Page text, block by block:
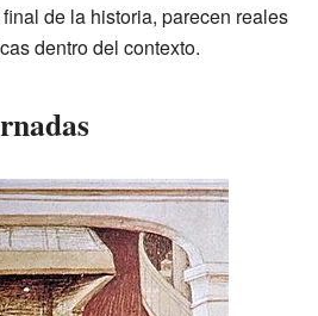
de la historia, parecen reales
dentro del contexto.